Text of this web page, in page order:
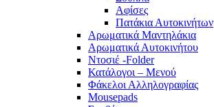
Αφίσες
Πατάκια Αυτοκινήτων
Αρωματικά Μαντηλάκια
Αρωματικά Αυτοκινήτου
Ντοσιέ -Folder
Κατάλογοι – Μενού
Φάκελοι Αλληλογραφίας
Mousepads